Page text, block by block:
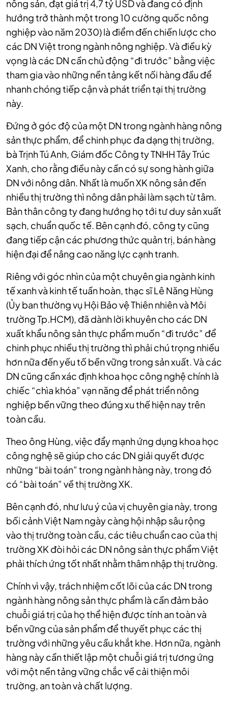
nông sản, đạt giá trị 4,7 tỷ USD và đang có định
hướng trở thành một trong 10 cường quốc nông
nghiệp vào năm 2030) là điểm đến chiến lược cho
các DN Việt trong ngành nông nghiệp. Và điều kỳ
vọng là các DN cần chủ động “đi trước” bằng việc
tham gia vào những nền tảng kết nối hàng đầu để
nhanh chóng tiếp cận và phát triển tại thị trường
này.
Đứng ở góc độ của một DN trong ngành hàng nông
sản thực phẩm, để chinh phục đa dạng thị trường,
bà Trịnh Tú Anh, Giám đốc Công ty TNHH Tây Trúc
Xanh, cho rằng điều này cần có sự song hành giữa
DN với nông dân. Nhất là muốn XK nông sản đến
nhiều thị trường thì nông dân phải làm sạch từ tâm.
Bản thân công ty đang hướng họ tới tư duy sản xuất
sạch, chuẩn quốc tế. Bên cạnh đó, công ty cũng
đang tiếp cận các phương thức quản trị, bán hàng
hiện đại để nâng cao năng lực cạnh tranh.
Riêng với góc nhìn của một chuyên gia ngành kinh
tế xanh và kinh tế tuần hoàn, thạc sĩ Lê Năng Hùng
(Ủy ban thường vụ Hội Bảo vệ Thiên nhiên và Môi
trường Tp.HCM), đã dành lời khuyên cho các DN
xuất khẩu nông sản thực phẩm muốn “đi trước” để
chinh phục nhiều thị trường thì phải chú trọng nhiều
hơn nữa đến yếu tố bền vững trong sản xuất. Và các
DN cũng cần xác định khoa học công nghệ chính là
chiếc “chìa khóa” vạn năng để phát triển nông
nghiệp bền vững theo đúng xu thế hiện nay trên
toàn cầu.
Theo ông Hùng, việc đẩy mạnh ứng dụng khoa học
công nghệ sẽ giúp cho các DN giải quyết được
những “bài toán” trong ngành hàng này, trong đó
có “bài toán” về thị trường XK.
Bên cạnh đó, như lưu ý của vị chuyên gia này, trong
bối cảnh Việt Nam ngày càng hội nhập sâu rộng
vào thị trường toàn cầu, các tiêu chuẩn cao của thị
trường XK đòi hỏi các DN nông sản thực phẩm Việt
phải thích ứng tốt nhất nhằm thâm nhập thị trường.
Chính vì vậy, trách nhiệm cốt lõi của các DN trong
ngành hàng nông sản thực phẩm là cần đảm bảo
chuỗi giá trị của họ thể hiện được tính an toàn và
bền vững của sản phẩm để thuyết phục các thị
trường với những yêu cầu khắt khe. Hơn nữa, ngành
hàng này cần thiết lập một chuỗi giá trị tương ứng
với một nền tảng vững chắc về cải thiện môi
trường, an toàn và chất lượng.